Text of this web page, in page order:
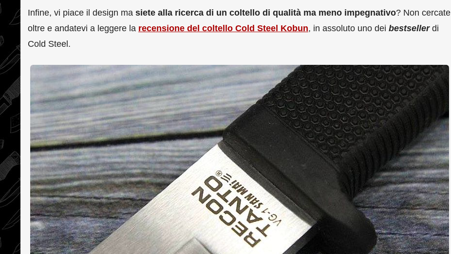
Infine, vi piace il design ma siete alla ricerca di un coltello di qualità ma meno impegnativo? Non cercate
oltre e andatevi a leggere la recensione del coltello Cold Steel Kobun, in assoluto uno dei bestsellerdi
Cold Steel.